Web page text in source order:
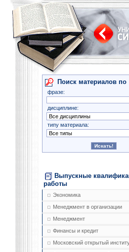
Поиск материалов по
фразе:
дисциплине:
типу материала:
Выпускные
работы
Экономика
Менеджмент в организации
Менеджмент
Финансы и кредит
Московский открытый